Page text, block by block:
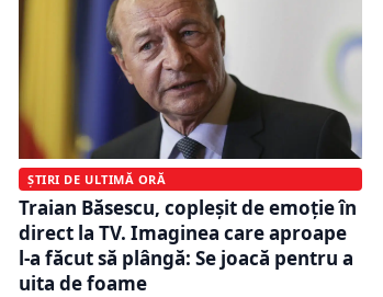
ȘTIRI DE ULTIMĂ ORĂ
Traian Băsescu, copleșit de emoție în
direct la TV. Imaginea care aproape
l-a făcut să plângă: Se joacă pentru a
uita de foame